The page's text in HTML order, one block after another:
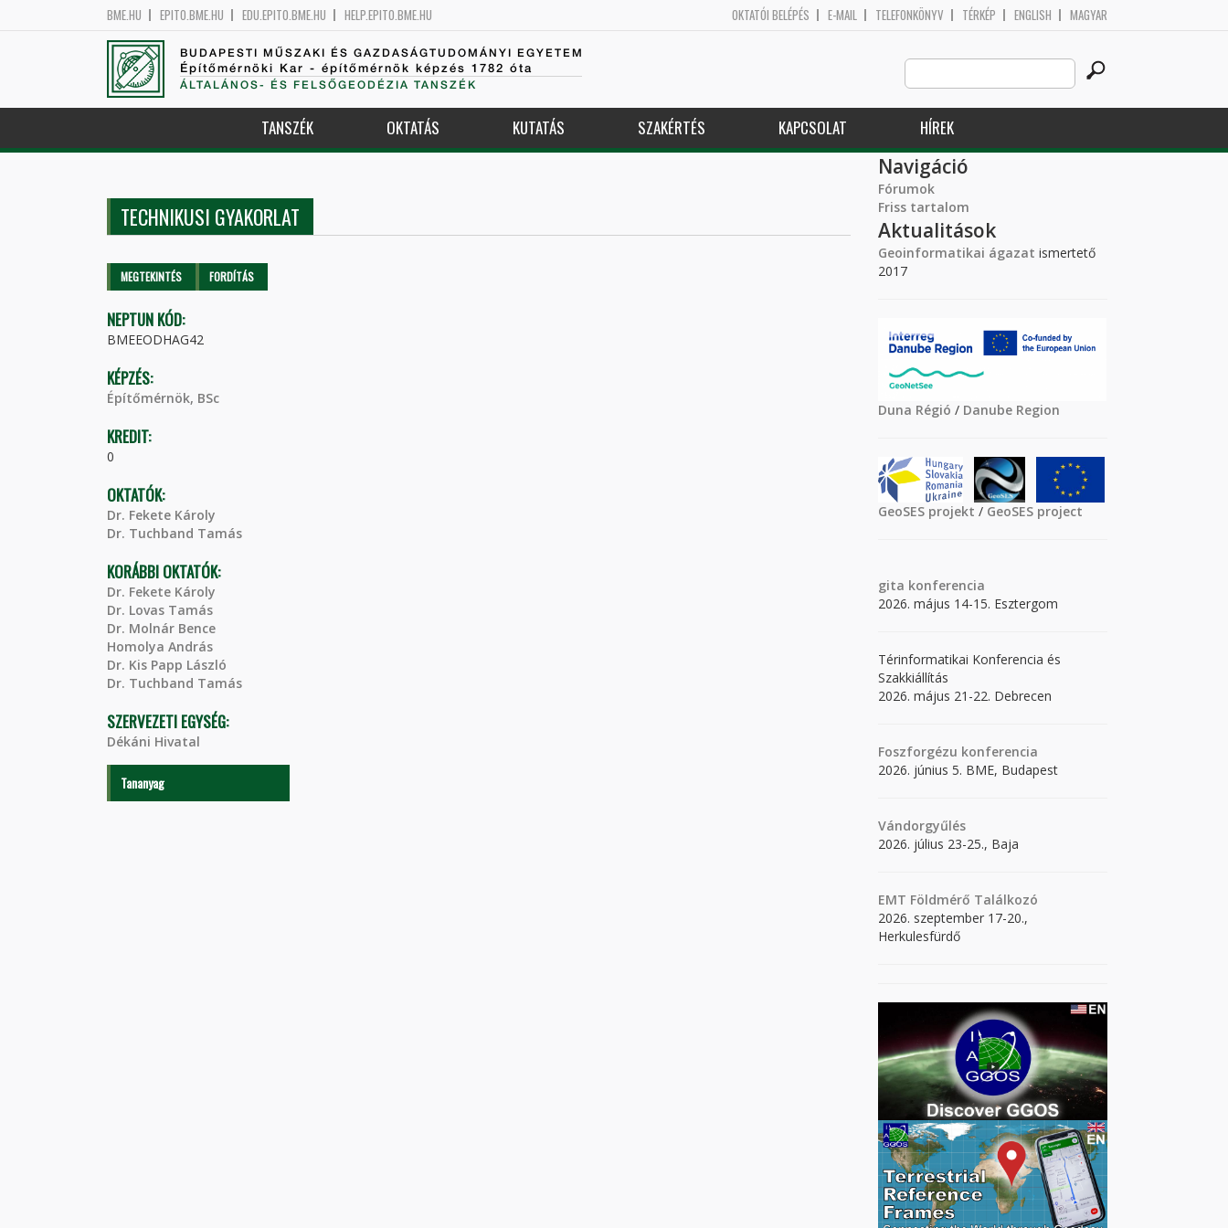
BME.HU EPITO.BME.HU EDU.EPITO.BME.HU HELP.EPITO.BME.HU OKTATÓI BELÉPÉS E-MAIL TELEFONKÖNYV TÉRKÉP ENGLISH MAGYAR
BUDAPESTI MŰSZAKI ÉS GAZDASÁGTUDOMÁNYI EGYETEM
Építőmérnöki Kar - építőmérnök képzés 1782 óta
ÁLTALÁNOS- ÉS FELSŐGEODÉZIA TANSZÉK
Search
this
site
TANSZÉK OKTATÁS KUTATÁS SZAKÉRTÉS KAPCSOLAT HÍREK
TECHNIKUSI GYAKORLAT
Elsődleges fülek
MEGTEKINTÉS (AKTÍVFORDÍTÁS
NEPTUN KÓD:
BMEEODHAG42
KÉPZÉS:
Építőmérnök, BSc
KREDIT:
0
OKTATÓK:
Dr. Fekete Károly
Dr. Tuchband Tamás
KORÁBBI OKTATÓK:
Dr. Fekete Károly
Dr. Lovas Tamás
Dr. Molnár Bence
Homolya András
Dr. Kis Papp László
Dr. Tuchband Tamás
SZERVEZETI EGYSÉG:
Dékáni Hivatal
Tananyag
Navigáció
Fórumok
Friss tartalom
Aktualitások
Geoinformatikai ágazat ismertető
2017
Duna Régió / Danube Region
GeoSES projekt / GeoSES project
gita konferencia
2026. május 14-15. Esztergom
Térinformatikai Konferencia és
Szakkiállítás
2026. május 21-22. Debrecen
Foszforgézu konferencia
2026. június 5. BME, Budapest
Vándorgyűlés
2026. július 23-25., Baja
EMT Földmérő Találkozó
2026. szeptember 17-20.,
Herkulesfürdő